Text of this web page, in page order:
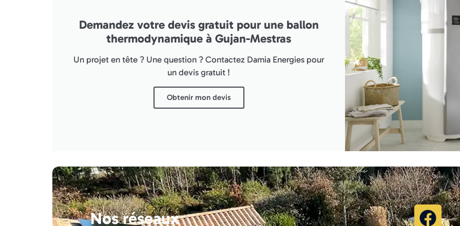
Demandez votre devis gratuit pour une ballon
thermodynamique à Gujan-Mestras
Un projet en tête ? Une question ? Contactez Damia Energies pour
un devis gratuit !
Obtenir mon devis
Nos réseaux